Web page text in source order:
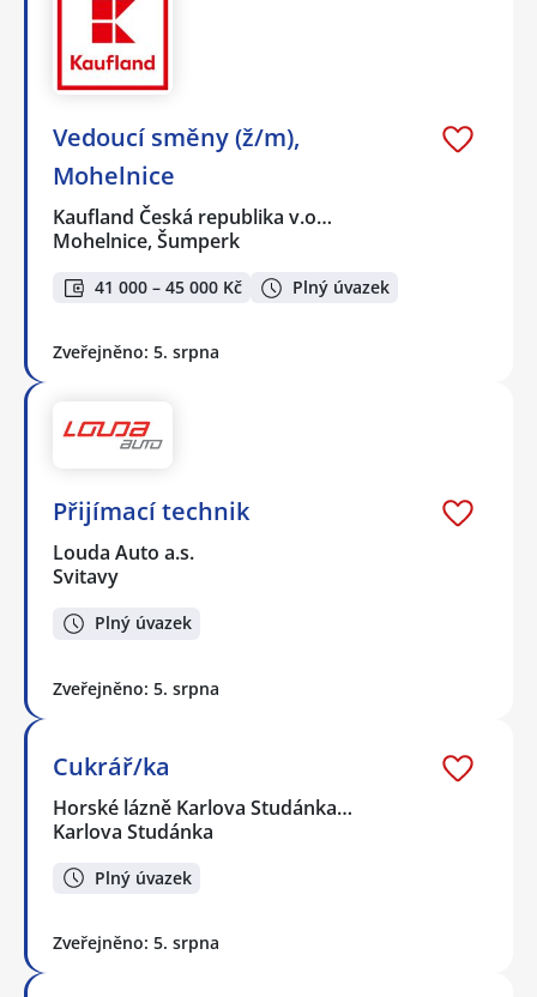
Vedoucí směny (ž/m),
Mohelnice
Kaufland Česká republika v.o…
Mohelnice, Šumperk
41 000 – 45 000 Kč Plný úvazek
Zveřejněno: 5. srpna
Přijímací technik
Louda Auto a.s.
Svitavy
Plný úvazek
Zveřejněno: 5. srpna
Cukrář/ka
Horské lázně Karlova Studánka…
Karlova Studánka
Plný úvazek
Zveřejněno: 5. srpna